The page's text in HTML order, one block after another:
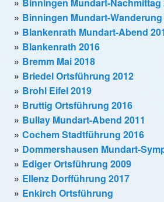
Binningen Mundart-Wanderung
Blankenrath Mundart-Abend
Blankenrath 2016
Bremm Mai 2018
Briedel Ortsführung 2012
Brohl Eifel 2019
Bruttig Ortsführung 2016
Bullay Mundart-Abend 2011
Cochem Stadtführung 2016
Dommershausen Mundart-
Ediger Ortsführung 2009
Ellenz Dorfführung 2017
Enkirch Ortsführung